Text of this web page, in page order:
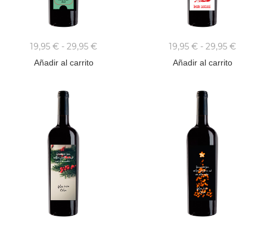
19,95 € - 29,95 €
Añadir al carrito
19,95 € - 29,95 €
Añadir al carrito